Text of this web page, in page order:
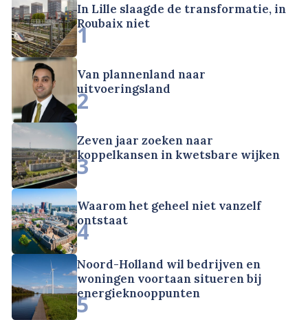
In Lille slaagde de transformatie, in
Roubaix niet
1
Van plannenland naar
uitvoeringsland
2
Zeven jaar zoeken naar
koppelkansen in kwetsbare wijken
3
Waarom het geheel niet vanzelf
ontstaat
4
Noord-Holland wil bedrijven en
woningen voortaan situeren bij
energieknooppunten
5